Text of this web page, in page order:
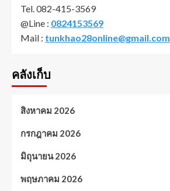
Tel. 082-415-3569
@Line : 0824153569
Mail : tunkhao28online@gmail.com
คลังเก็บ
สิงหาคม 2026
กรกฎาคม 2026
มิถุนายน 2026
พฤษภาคม 2026